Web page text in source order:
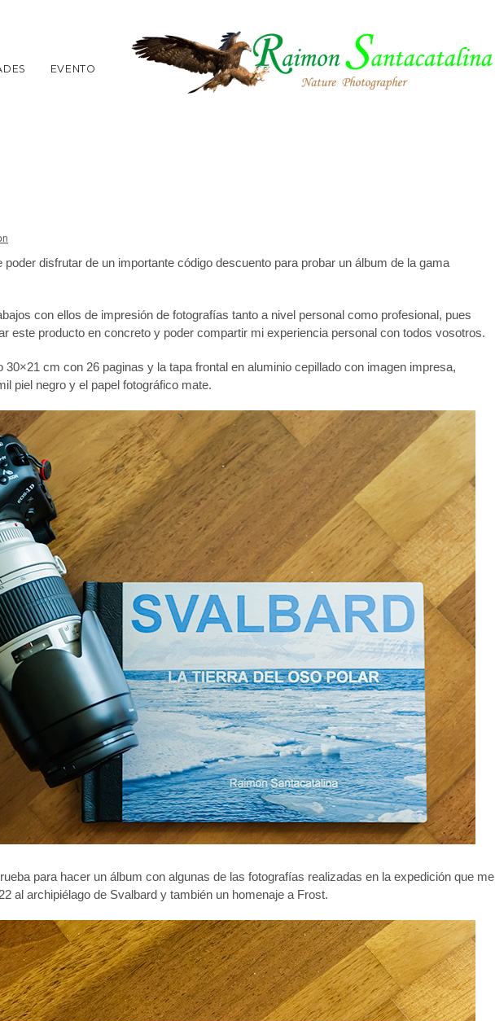
EVENTO
poder disfrutar de un importante código descuento para probar un álbum de la gama
con ellos de impresión de fotografías tanto a nivel personal como profesional, pues
este producto en concreto y poder compartir mi experiencia personal con todos vosotros.
cm con 26 paginas y la tapa frontal en aluminio cepillado con imagen impresa,
piel negro y el papel fotográfico mate.
para hacer un álbum con algunas de las fotografías realizadas en la expedición que me
al archipiélago de Svalbard y también un homenaje a Frost.